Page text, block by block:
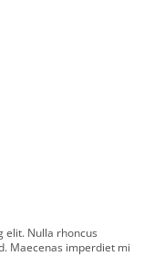
elit. Nulla rhoncus
Maecenas imperdiet mi